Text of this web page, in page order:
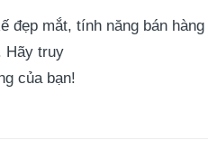
đẹp mắt, tính năng bán hàng
Hãy truy
của bạn!